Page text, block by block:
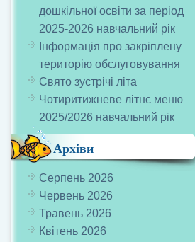
дошкільної освіти за період
2025-2026 навчальний рік
Інформація про закріплену
територію обслуговування
Свято зустрічі літа
Чотиритижневе літнє меню
2025/2026 навчальний рік
Архіви
Серпень 2026
Червень 2026
Травень 2026
Квітень 2026